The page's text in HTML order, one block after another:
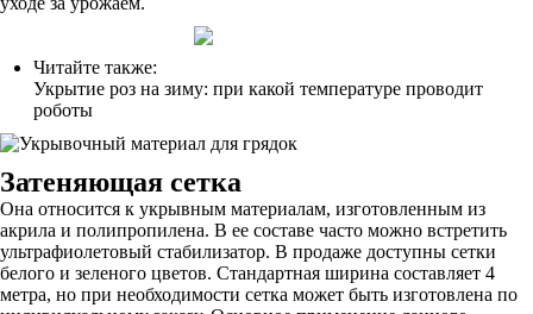
Читайте также:
Укрытие роз на зиму: при какой температуре проводит
роботы
Затеняющая сетка
Она относится к укрывным материалам, изготовленным из
акрила и полипропилена. В ее составе часто можно встретить
ультрафиолетовый стабилизатор. В продаже доступны сетки
белого и зеленого цветов. Стандартная ширина составляет 4
метра, но при необходимости сетка может быть изготовлена по